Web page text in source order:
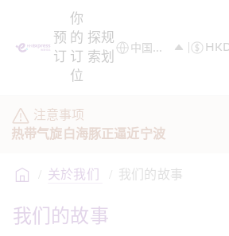
预
订
你
的
订
位
探
索
规
划
注意事项
热带气旋白海豚正逼近宁波
/ 关於我们 / 我们的故事
我们的故事